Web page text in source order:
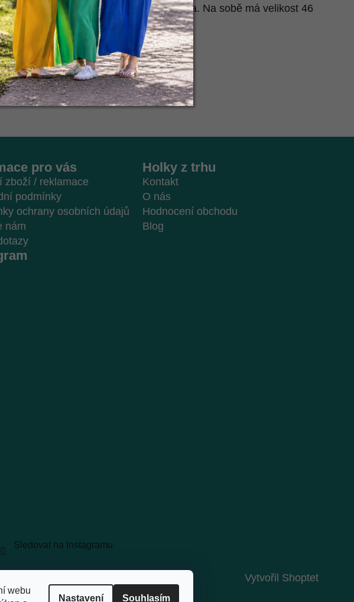
webu
Nastavení Souhlasím
model pro tebe nafotila naše Terezka. Na sobě má velikost 46
její míry najdeš
zde .
pro vás
zboží / reklamace
podmínky
ochrany osobních údajů
nám
Holky z trhu
Kontakt
O nás
Hodnocení obchodu
Blog
Sledovat na Instagramu
Vytvořil Shoptet